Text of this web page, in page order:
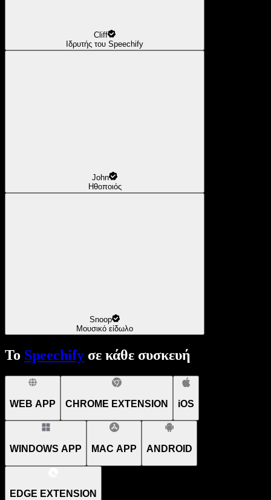
Cliff
Ιδρυτής του Speechify
John
Ηθοποιός
Snoop
Μουσικό είδωλο
Το Speechify σε κάθε συσκευή
WEB APP CHROME EXTENSION iOS
WINDOWS APP MAC APP ANDROID
EDGE EXTENSION